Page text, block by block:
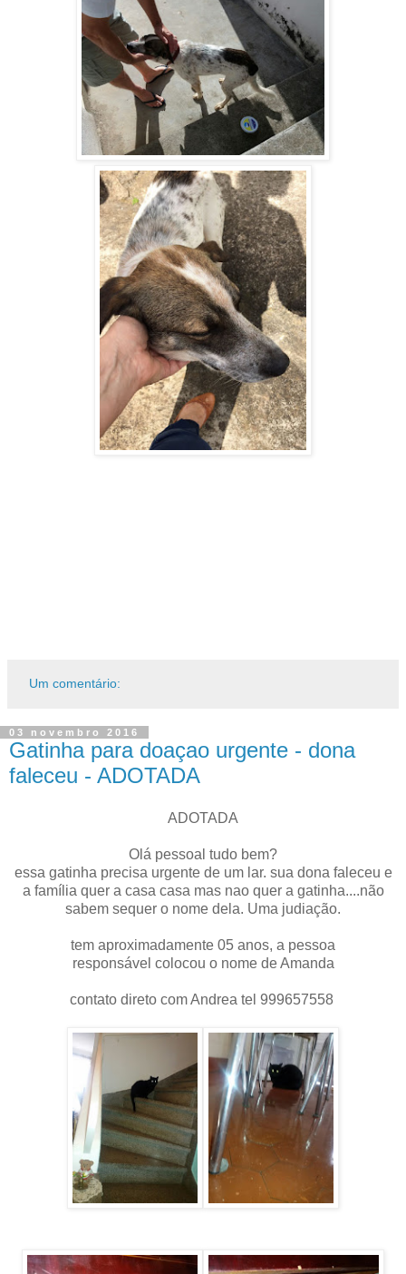
Um comentário:
03 novembro 2016
Gatinha para doaçao urgente - dona
faleceu - ADOTADA
ADOTADA
Olá pessoal tudo bem?
essa gatinha precisa urgente de um lar. sua dona faleceu e
a família quer a casa casa mas nao quer a gatinha....não
sabem sequer o nome dela. Uma judiação.
tem aproximadamente 05 anos, a pessoa
responsável colocou o nome de Amanda
contato direto com Andrea tel 999657558